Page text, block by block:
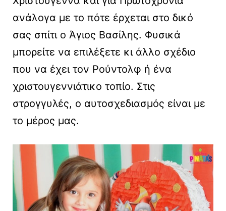
ανάλογα με το πότε έρχεται στο δικό
σας σπίτι ο Άγιος Βασίλης. Φυσικά
μπορείτε να επιλέξετε κι άλλο σχέδιο
που να έχει τον Ρούντολφ ή ένα
χριστουγεννιάτικο τοπίο. Στις
στρογγυλές, ο αυτοσχεδιασμός είναι με
το μέρος μας.